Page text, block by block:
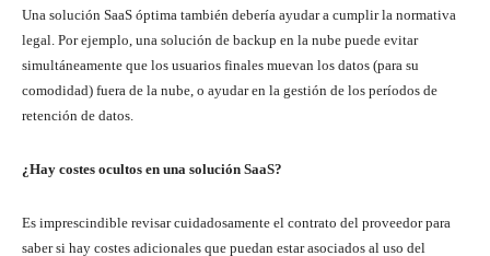
Una solución SaaS óptima también debería ayudar a cumplir la normativa
legal. Por ejemplo, una solución de backup en la nube puede evitar
simultáneamente que los usuarios finales muevan los datos (para su
comodidad) fuera de la nube, o ayudar en la gestión de los períodos de
retención de datos.
¿Hay costes ocultos en una solución SaaS?
Es imprescindible revisar cuidadosamente el contrato del proveedor para
saber si hay costes adicionales que puedan estar asociados al uso del